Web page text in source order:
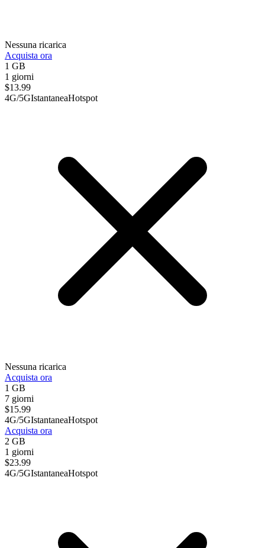
Nessuna ricarica
Acquista ora
1 GB
1 giorni
$13.99
4G/5GIstantaneaHotspot
Nessuna ricarica
Acquista ora
1 GB
7 giorni
$15.99
4G/5GIstantaneaHotspot
Acquista ora
2 GB
1 giorni
$23.99
4G/5GIstantaneaHotspot